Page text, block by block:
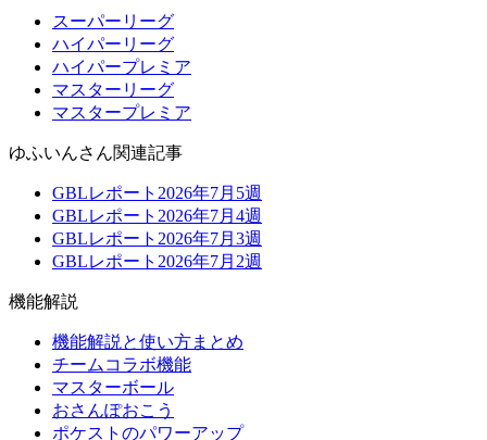
スーパーリーグ
ハイパーリーグ
ハイパープレミア
マスターリーグ
マスタープレミア
ゆふいんさん関連記事
GBLレポート2026年7月5週
GBLレポート2026年7月4週
GBLレポート2026年7月3週
GBLレポート2026年7月2週
機能解説
機能解説と使い方まとめ
チームコラボ機能
マスターボール
おさんぽおこう
ポケストのパワーアップ